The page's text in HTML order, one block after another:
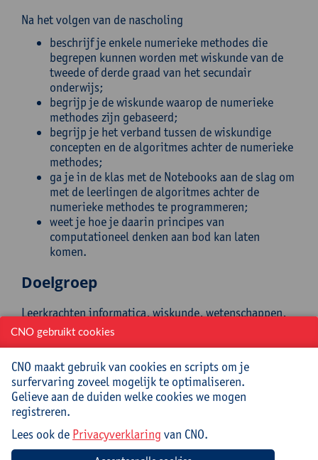
Na het volgen van de nascholing
beschrijf je enkele numerieke methodes die
begrepen kunnen worden met wiskunde van de
tweede of derde graad van het secundair
onderwijs;
begrijp je de wiskunde waarop de numerieke
methodes zijn gebaseerd;
begrijp je het verband tussen de wiskundige
concepten en de algoritmes achter de numerieke
methodes;
ga je in de klas met de Notebooks aan de slag om
met de leerlingen de algoritmes achter de
numerieke methodes te programmeren;
weet je hoe je daarin principes van
computationeel denken aan bod kan laten
komen.
Doelgroep
Leerkrachten informatica, wiskunde, wetenschappen,
STEM 3de graad secundair onderwijs. Lerarenopleiders
wiskunde, wetenschappen, STEM voor leerkrachten
Enige voorkennis van Python is meegenomen, hoewel
elke programmeercode wordt uitgelegd in de
nascholing. Je kan jezelf wat voorbereiden via de
Python ofPython in de wiskundeles.
CNO gebruikt cookies
CNO maakt gebruik van cookies en scripts om je
surfervaring zoveel mogelijk te optimaliseren.
Gelieve aan de duiden welke cookies we mogen
registreren.
Lees ook de Privacyverklaring van CNO.